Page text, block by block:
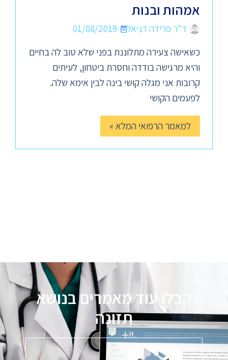
אמהות ובנות
ד"ר פרידה דניאל
01/08/2019
כשאישה צעירה מתלוננת בפני שלא טוב לה בחיים
והיא מרגישה בודדה וחסרת ביטחון, לעיתים
קרובות אני מגלה קושי בינה לבין אימא שלה.
לפעמים הקושי
למאמר הרפואי המלא »
קבלו עוד מאמרים בנושא
תזונה